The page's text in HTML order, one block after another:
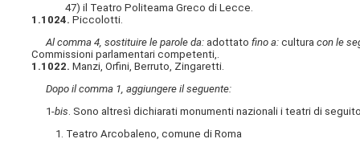
47) il Teatro Politeama Greco di Lecce.
1.1024. Piccolotti.
Al comma 4, sostituire le parole da: adottatofino a: culturacon le
Commissioni parlamentari competenti,.
1.1022. Manzi, Orfini, Berruto, Zingaretti.
Dopo il comma 1, aggiungere il seguente:
1-bis. Sono altresì dichiarati monumenti nazionali i teatri di
1. Teatro Arcobaleno, comune di Roma